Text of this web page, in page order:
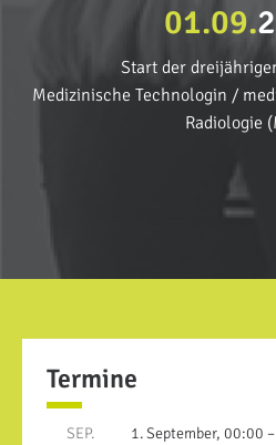
01.09.
Start der
Medizinische Technologin /
Radiologie
Termine
SEP. 1. September, 00:00